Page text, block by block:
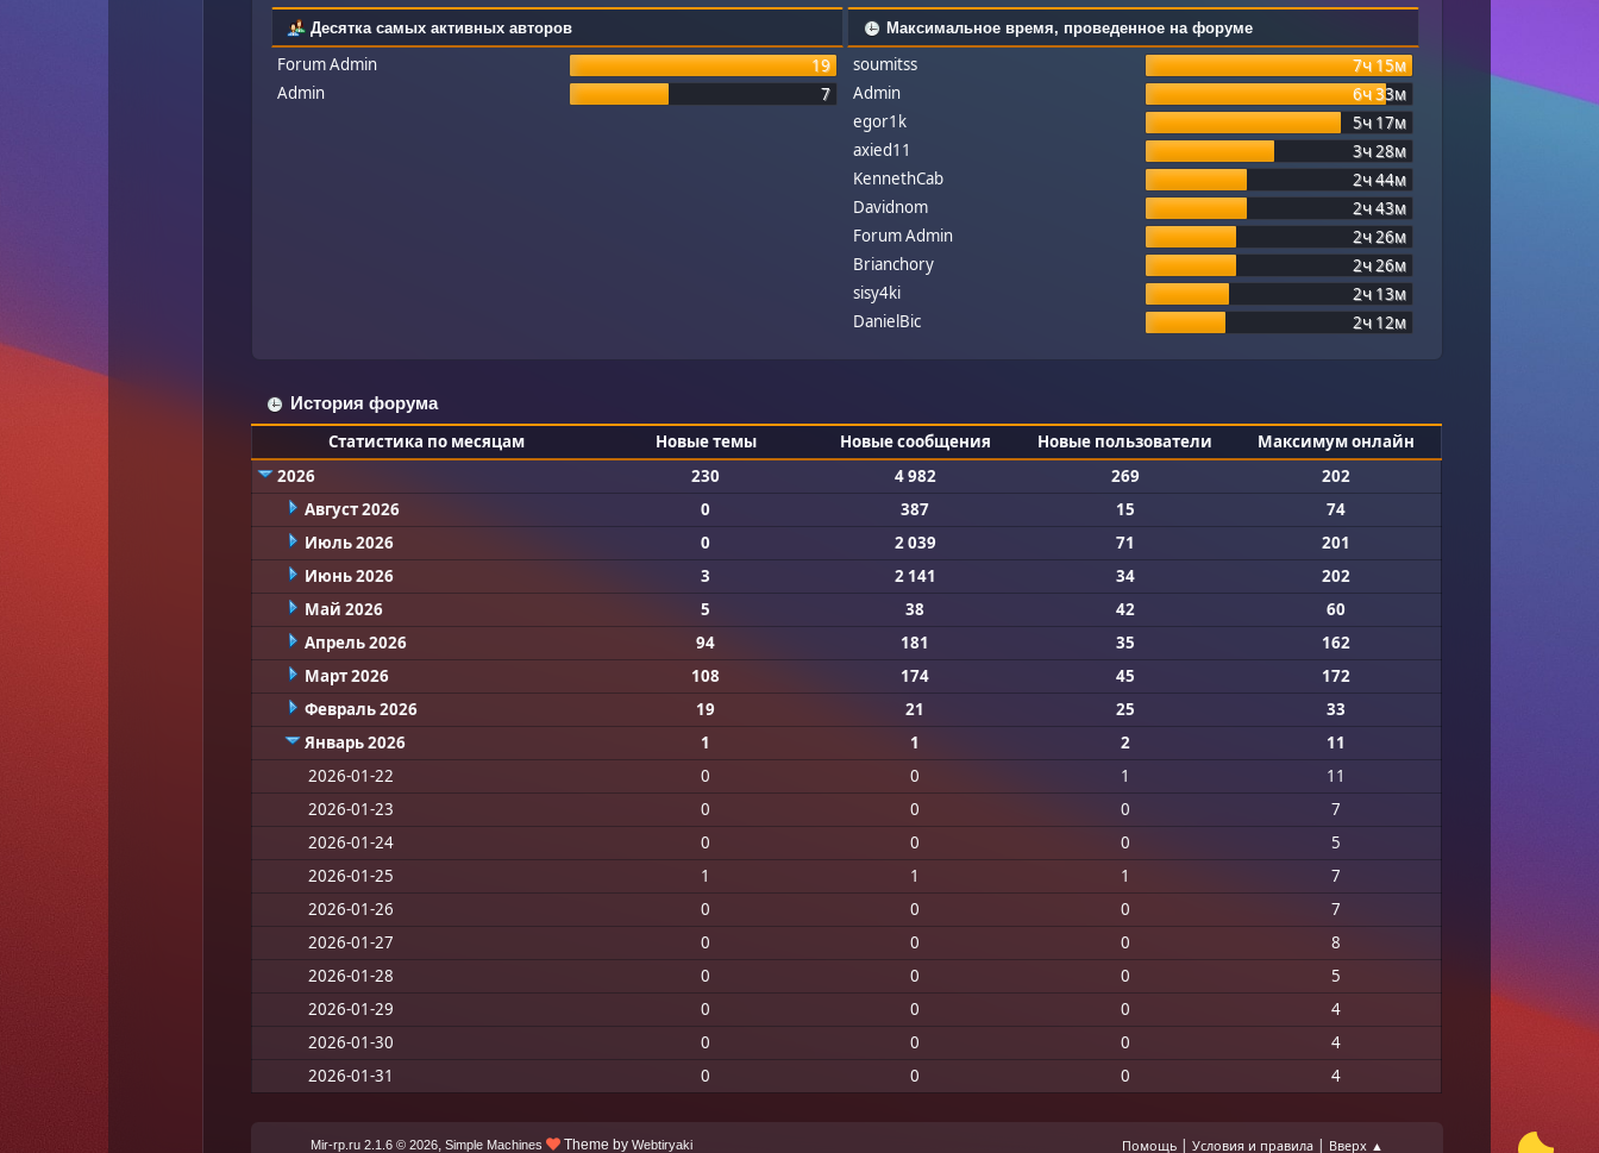
Десятка самых активных авторов
Forum Admin
19
Admin
7
Максимальное время, проведенное на форуме
soumitss
7ч 15м
Admin
6ч 33м
egor1k
5ч 17м
axied11
3ч 28м
KennethCab
2ч 44м
Davidnom
2ч 43м
Forum Admin
2ч 26м
Brianchory
2ч 26м
sisy4ki
2ч 13м
DanielBic
2ч 12м
История форума
Статистика по месяцам Новые темы Новые сообщения Новые пользователи
Максимум онлайн
2026
230 4 982 269
202
Август 2026
0 387 15
74
Июль 2026
0 2 039 71
201
Июнь 2026
3 2 141 34
202
Май 2026
5 38 42
60
Апрель 2026
94 181 35
162
Март 2026
108 174 45
172
Февраль 2026
19 21 25
33
Январь 2026
1 1 2
11
2026-01-22
0 0 1
11
2026-01-23
0 0 0
7
2026-01-24
0 0 0
5
2026-01-25
1 1 1
7
2026-01-26
0 0 0
7
2026-01-27
0 0 0
8
2026-01-28
0 0 0
5
2026-01-29
0 0 0
4
2026-01-30
0 0 0
4
2026-01-31
0 0 0 4
Помощь| Условия и правила| Вверх ▲
Mir-rp.ru 2.1.6 © 2026,Simple Machines Theme byWebtiryaki